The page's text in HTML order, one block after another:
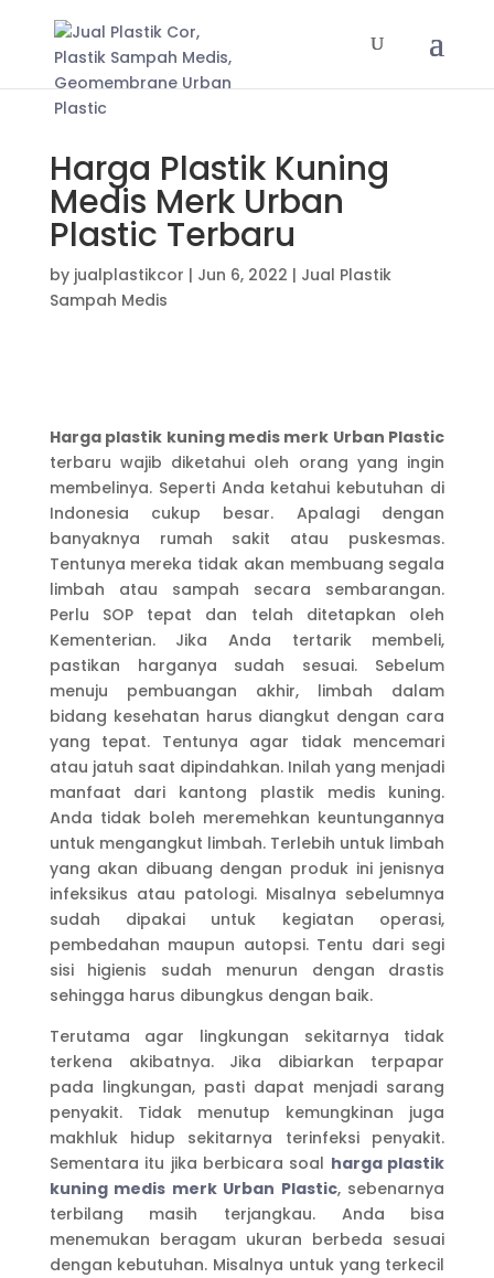
Harga Plastik Kuning
Medis Merk Urban
Plastic Terbaru
by jualplastikcor | Jun 6, 2022 | Jual Plastik
Sampah Medis
Harga plastik kuning medis merk Urban Plastic
terbaru wajib diketahui oleh orang yang ingin
membelinya. Seperti Anda ketahui kebutuhan di
Indonesia cukup besar. Apalagi dengan
banyaknya rumah sakit atau puskesmas.
Tentunya mereka tidak akan membuang segala
limbah atau sampah secara sembarangan.
Perlu SOP tepat dan telah ditetapkan oleh
Kementerian. Jika Anda tertarik membeli,
pastikan harganya sudah sesuai. Sebelum
menuju pembuangan akhir, limbah dalam
bidang kesehatan harus diangkut dengan cara
yang tepat. Tentunya agar tidak mencemari
atau jatuh saat dipindahkan. Inilah yang menjadi
manfaat dari kantong plastik medis kuning.
Anda tidak boleh meremehkan keuntungannya
untuk mengangkut limbah. Terlebih untuk limbah
yang akan dibuang dengan produk ini jenisnya
infeksikus atau patologi. Misalnya sebelumnya
sudah dipakai untuk kegiatan operasi,
pembedahan maupun autopsi. Tentu dari segi
sisi higienis sudah menurun dengan drastis
sehingga harus dibungkus dengan baik.
Terutama agar lingkungan sekitarnya tidak
terkena akibatnya. Jika dibiarkan terpapar
pada lingkungan, pasti dapat menjadi sarang
penyakit. Tidak menutup kemungkinan juga
makhluk hidup sekitarnya terinfeksi penyakit.
Sementara itu jika berbicara soal harga plastik
kuning medis merk Urban Plastic, sebenarnya
terbilang masih terjangkau. Anda bisa
menemukan beragam ukuran berbeda sesuai
dengan kebutuhan. Misalnya untuk yang terkecil